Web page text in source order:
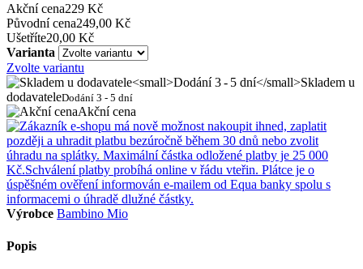
Akční cena229 Kč
Původní cena249,00 Kč
Ušetříte20,00 Kč
Varianta
Zvolte variantu
Skladem u
dodavateleDodání 3 - 5 dní
Akční cena
Výrobce Bambino Mio
Popis